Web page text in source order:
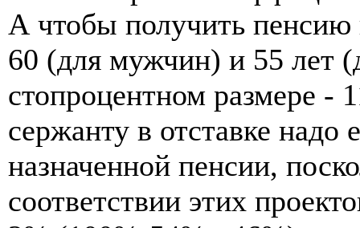
А чтобы получить пенсию
60 (для мужчин) и 55 лет
стопроцентном размере -
сержанту в отставке
назначенной пенсии,
соответствии этих